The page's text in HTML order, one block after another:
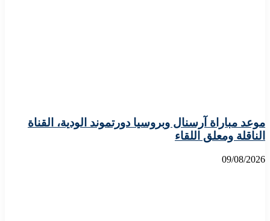
موعد مباراة آرسنال وبروسيا دورتموند الودية، القناة
الناقلة ومعلق اللقاء
09/08/2026